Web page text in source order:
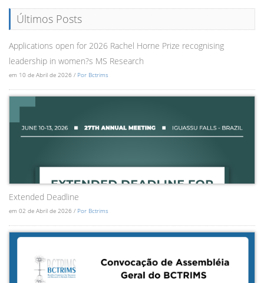
Últimos Posts
Applications open for 2026 Rachel Horne Prize recognising
leadership in women?s MS Research
em 10 de Abril de 2026 / Por Bctrims
Extended Deadline
em 02 de Abril de 2026 / Por Bctrims